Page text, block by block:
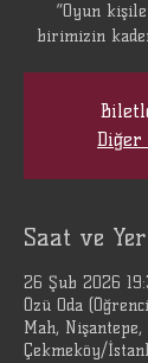
“Oyun
Saat ve Yer
26 Şub 2026
Özü Oda
Mah,
Çekmeköy/